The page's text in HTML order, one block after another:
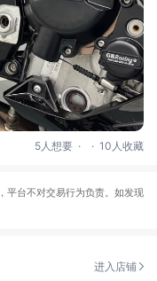
5人想要 . . 10人收藏
平台不对交易行为负责。如发现
进入店铺